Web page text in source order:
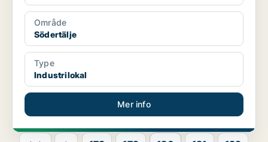
Område
Södertälje
Type
Industrilokal
Mer info